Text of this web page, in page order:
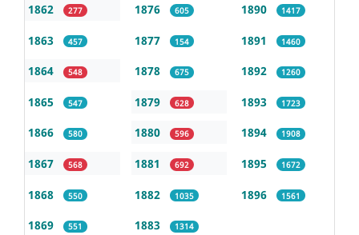
1862 277
1863 457
1864 548
1865 547
1866 580
1867 568
1868 550
1869 551
1876 605
1877 154
1878 675
1879 628
1880 596
1881 692
1882 1035
1883 1314
1890 1417
1891 1460
1892 1260
1893 1723
1894 1908
1895 1672
1896 1561